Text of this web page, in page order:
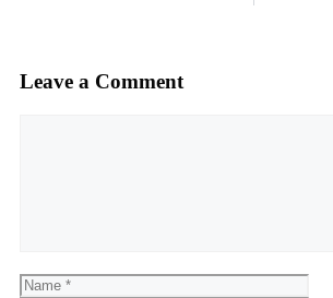
Leave a Comment